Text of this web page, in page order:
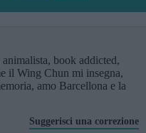
book addicted,
il Wing Chun mi insegna,
amo Barcellona e la
Suggerisci una correzione